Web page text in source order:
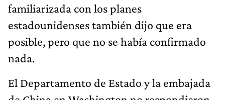
familiarizada con los planes
estadounidenses también dijo que era
posible, pero que no se había confirmado
nada.
El Departamento de Estado y la embajada